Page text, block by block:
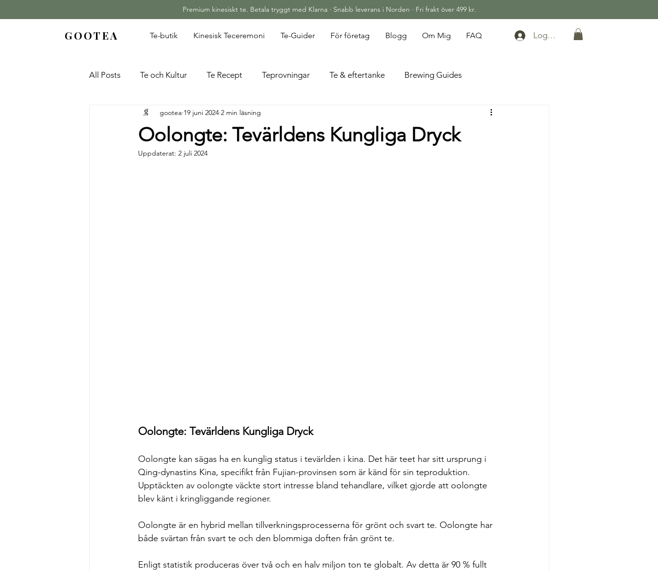
Premium kinesiskt te. Betala tryggt med Klarna · Snabb leverans i Norden · Fri frakt över 499 kr.
GOOTEA Te-butik Kinesisk Teceremoni Te-Guider För företag Blogg Om Mig FAQ Logga in
All Posts Te och Kultur Te Recept Teprovningar Te & eftertanke Brewing Guides
Oolongte: Tevärldens Kungliga Dryck
gootea 19 juni 2024 2 min läsning
Uppdaterat: 2 juli 2024
Oolongte: Tevärldens Kungliga Dryck
Oolongte kan sägas ha en kunglig status i tevärlden i kina. Det här teet har sitt ursprung i
Qing-dynastins Kina, specifikt från Fujian-provinsen som är känd för sin teproduktion.
Upptäckten av oolongte väckte stort intresse bland tehandlare, vilket gjorde att oolongte
blev känt i kringliggande regioner.
Oolongte är en hybrid mellan tillverkningsprocesserna för grönt och svart te. Oolongte har
både svärtan från svart te och den blommiga doften från grönt te.
Enligt statistik produceras över två och en halv miljon ton te globalt. Av detta är 90 % fullt